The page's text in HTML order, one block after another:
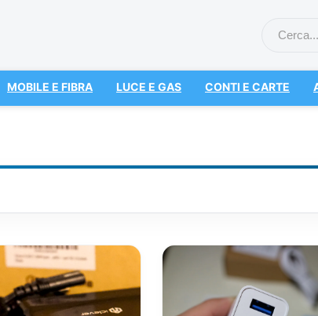
MOBILE E FIBRA LUCE E GAS CONTI E CARTE